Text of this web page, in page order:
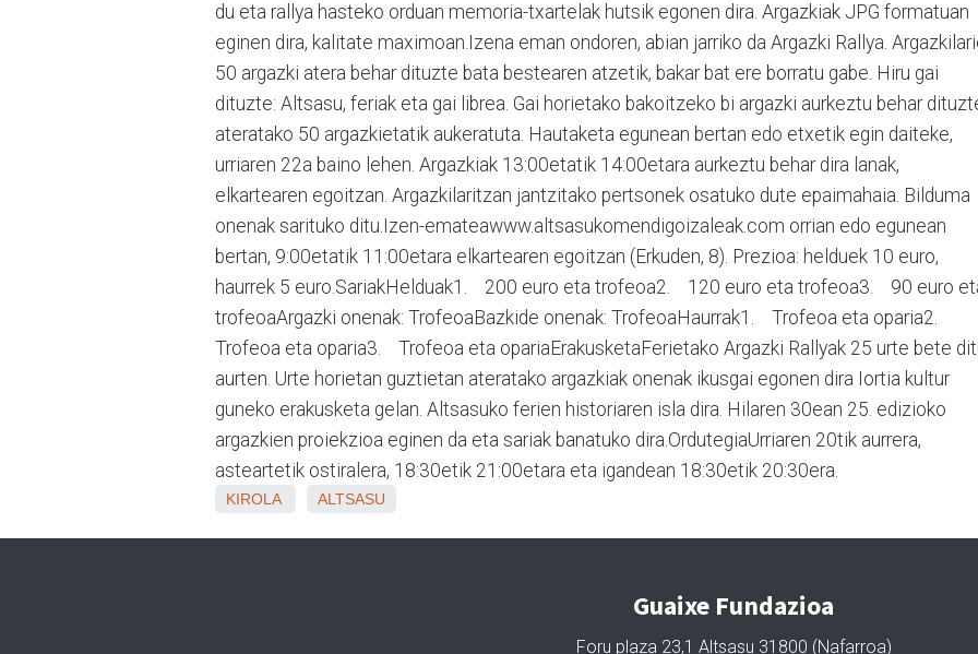
du eta rallya hasteko orduan memoria-txartelak hutsik egonen dira. Argazkiak JPG formatuan
eginen dira, kalitate maximoan.Izena eman ondoren, abian jarriko da Argazki Rallya.
50 argazki atera behar dituzte bata bestearen atzetik, bakar bat ere borratu gabe. Hiru gai
dituzte: Altsasu, feriak eta gai librea. Gai horietako bakoitzeko bi argazki aurkeztu behar
ateratako 50 argazkietatik aukeratuta. Hautaketa egunean bertan edo etxetik egin daiteke,
urriaren 22a baino lehen. Argazkiak 13:00etatik 14:00etara aurkeztu behar dira lanak,
elkartearen egoitzan. Argazkilaritzan jantzitako pertsonek osatuko dute epaimahaia. Bilduma
onenak sarituko ditu.Izen-emateawww.altsasukomendigoizaleak.com orrian edo egunean
bertan, 9:00etatik 11:00etara elkartearen egoitzan (Erkuden, 8). Prezioa: helduek 10 euro,
haurrek 5 euro.SariakHelduak1. 200 euro eta trofeoa2. 120 euro eta trofeoa3. 90 euro
trofeoaArgazki onenak: TrofeoaBazkide onenak: TrofeoaHaurrak1. Trofeoa eta oparia2.
Trofeoa eta oparia3. Trofeoa eta opariaErakusketaFerietako Argazki Rallyak 25 urte bete
aurten. Urte horietan guztietan ateratako argazkiak onenak ikusgai egonen dira Iortia kultur
guneko erakusketa gelan. Altsasuko ferien historiaren isla dira. Hilaren 30ean 25. edizioko
argazkien proiekzioa eginen da eta sariak banatuko dira.OrdutegiaUrriaren 20tik aurrera,
asteartetik ostiralera, 18:30etik 21:00etara eta igandean 18:30etik 20:30era.
KIROLA ALTSASU
Guaixe Fundazioa
Foru plaza 23,1 Altsasu 31800 (Nafarroa)